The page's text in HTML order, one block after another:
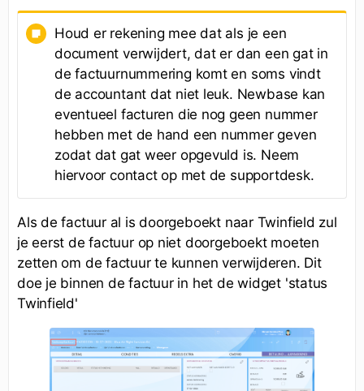
Houd er rekening mee dat als je een
document verwijdert, dat er dan een gat in
de factuurnummering komt en soms vindt
de accountant dat niet leuk. Newbase kan
eventueel facturen die nog geen nummer
hebben met de hand een nummer geven
zodat dat gat weer opgevuld is. Neem
hiervoor contact op met de supportdesk.
Als de factuur al is doorgeboekt naar Twinfield zul
je eerst de factuur op niet doorgeboekt moeten
zetten om de factuur te kunnen verwijderen. Dit
doe je binnen de factuur in het de widget 'status
Twinfield'